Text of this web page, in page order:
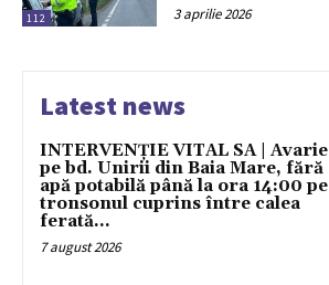
112 3 aprilie 2026
Latest news
INTERVENȚIE VITAL SA | Avarie
pe bd. Unirii din Baia Mare, fără
apă potabilă până la ora 14:00 pe
tronsonul cuprins între calea
ferată...
7 august 2026